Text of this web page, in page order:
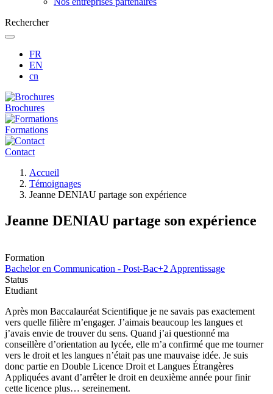
Rechercher
FR
EN
cn
Brochures
Formations
Contact
d'Ariane
Accueil
Témoignages
Jeanne DENIAU partage son expérience
Jeanne DENIAU partage son expérience
Formation
Bachelor en Communication - Post-Bac+2 Apprentissage
Status
Etudiant
Après mon Baccalauréat Scientifique je ne savais pas exactement
vers quelle filière m’engager. J’aimais beaucoup les langues et
j’avais envie de trouver du sens. Quand j’ai questionné ma
conseillère d’orientation au lycée, elle m’a confirmé que me tourner
vers le droit et les langues n’était pas une mauvaise idée. Je suis
donc partie en Double Licence Droit et Langues Étrangères
Appliquées avant d’arrêter le droit en deuxième année pour finir
cette licence plus… sereinement.